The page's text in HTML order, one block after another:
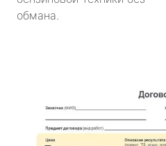
обмана.